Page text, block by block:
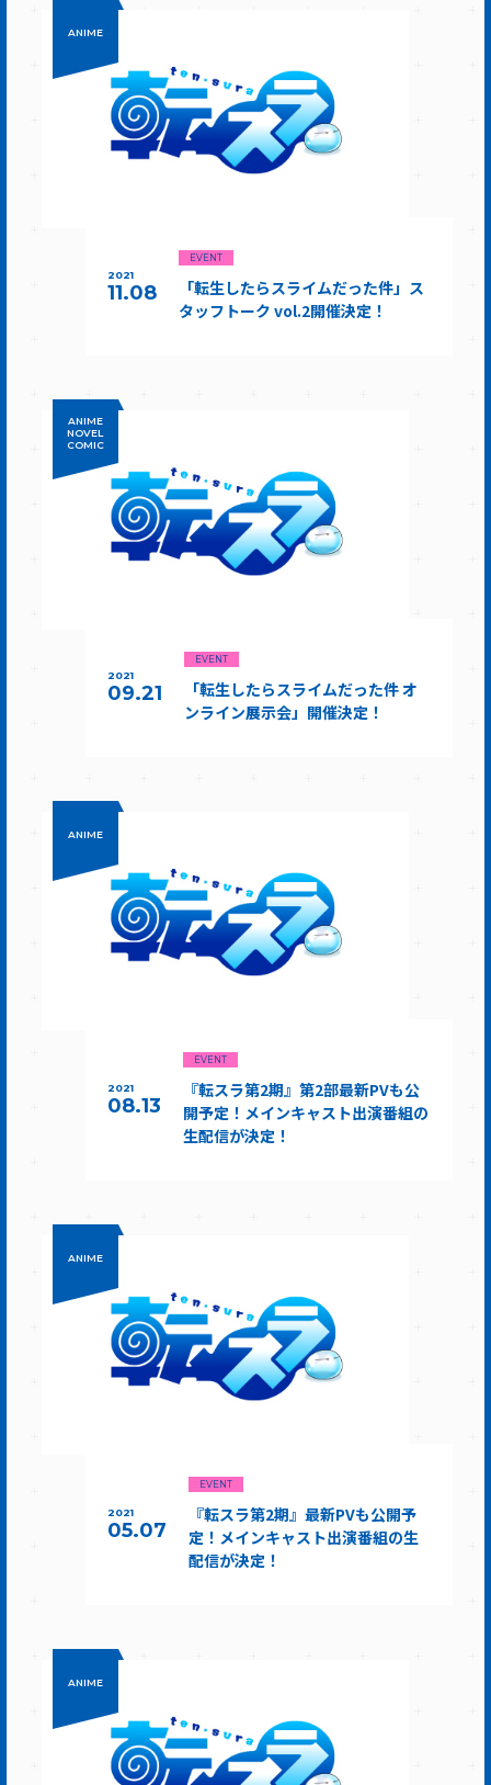
ANIME
2021
11.08
EVENT
「転生したらスライムだった件」ス
タッフトーク vol.2開催決定！
ANIME
NOVEL
COMIC
2021
09.21
EVENT
「転生したらスライムだった件 オ
ンライン展示会」開催決定！
ANIME
2021
08.13
EVENT
『転スラ第2期』第2部最新PVも公
開予定！メインキャスト出演番組の
生配信が決定！
ANIME
2021
05.07
EVENT
『転スラ第2期』最新PVも公開予
定！メインキャスト出演番組の生
配信が決定！
ANIME